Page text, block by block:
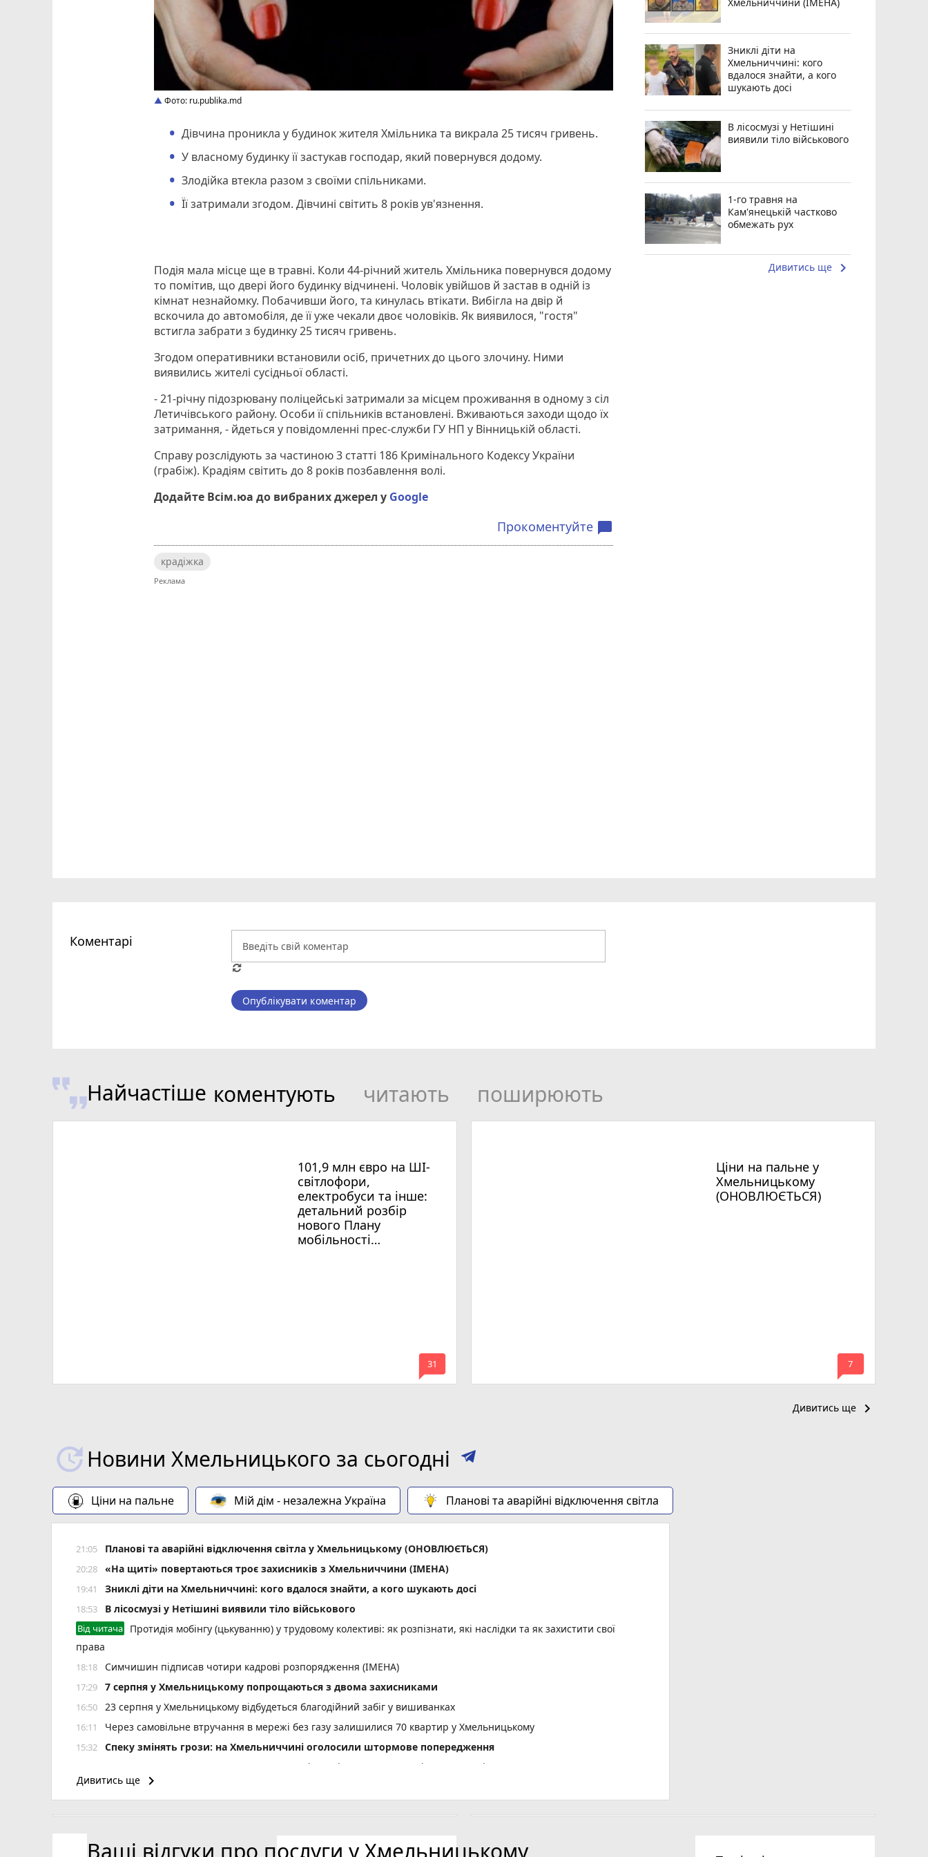
Фото: ru.publika.md
Дівчина проникла у будинок жителя Хмільника та викрала 25 тисяч гривень.
У власному будинку її застукав господар, який повернувся додому.
Злодійка втекла разом з своїми спільниками.
Її затримали згодом. Дівчині світить 8 років ув'язнення.
Подія мала місце ще в травні. Коли 44-річний житель Хмільника повернувся додому
то помітив, що двері його будинку відчинені. Чоловік увійшов й застав в одній із
кімнат незнайомку. Побачивши його, та кинулась втікати. Вибігла на двір й
вскочила до автомобіля, де її уже чекали двоє чоловіків. Як виявилося, "гостя"
встигла забрати з будинку 25 тисяч гривень.
Згодом оперативники встановили осіб, причетних до цього злочину. Ними
виявились жителі сусідньої області.
- 21-річну підозрювану поліцейські затримали за місцем проживання в одному з сіл
Летичівського району. Особи її спільників встановлені. Вживаються заходи щодо їх
затримання, - йдеться у повідомленні прес-служби ГУ НП у Вінницькій області.
Справу розслідують за частиною 3 статті 186 Кримінального Кодексу України
(грабіж). Крадіям світить до 8 років позбавлення волі.
Додайте Всім.юа до вибраних джерел у Google
Прокоментуйте chat_bubble
крадіжка
Зниклі діти на
Хмельниччині: кого
вдалося знайти, а кого
шукають досі
В лісосмузі у Нетішині
виявили тіло військового
1-го травня на
Кам'янецькій частково
обмежать рух
Дивитись ще keyboard_arrow_right
Коментарі
Опублікувати коментар
Найчастіше коментують читають поширюють
101,9 млн євро на ШІ-
світлофори,
електробуси та інше:
детальний розбір
нового Плану
мобільності
mode_comment
31
Ціни на пальне у
Хмельницькому
(ОНОВЛЮЄТЬСЯ)
mode_comment
7
Дивитись ще keyboard_arrow_right
Новини Хмельницького за сьогодні
Ціни на пальне Мій дім - незалежна Україна Планові та аварійні відключення світла
21:05 Планові та аварійні відключення світла у Хмельницькому (ОНОВЛЮЄТЬСЯ)
20:28 «На щиті» повертаються троє захисників з Хмельниччини (ІМЕНА)
19:41 Зниклі діти на Хмельниччині: кого вдалося знайти, а кого шукають досі
18:53 В лісосмузі у Нетішині виявили тіло військового
Від читача
Протидія мобінгу (цькуванню) у трудовому колективі: як розпізнати, які наслідки та як захистити свої
права
18:18 Симчишин підписав чотири кадрові розпорядження (ІМЕНА)
17:29 7 серпня у Хмельницькому попрощаються з двома захисниками
16:50 23 серпня у Хмельницькому відбудеться благодійний забіг у вишиванках
16:11 Через самовільне втручання в мережі без газу залишилися 70 квартир у Хмельницькому
15:32 Спеку змінять грози: на Хмельниччині оголосили штормове попередження
Зґвалтував погрожуючи ножем: на Шепетівщині судитимуть 34-річного чоловіка
14:25 6 років за ґратами проведе водій за смертельну ДТП біля Голоскова
12:20 На Панаса Мирного зупинили п’яного водія без прав
Дивитись ще keyboard_arrow_right
Ваші відгуки про послуги у Хмельницькому